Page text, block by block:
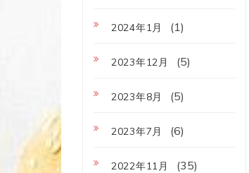
2024年1月 (1)
2023年12月 (5)
2023年8月 (5)
2023年7月 (6)
2022年11月 (35)